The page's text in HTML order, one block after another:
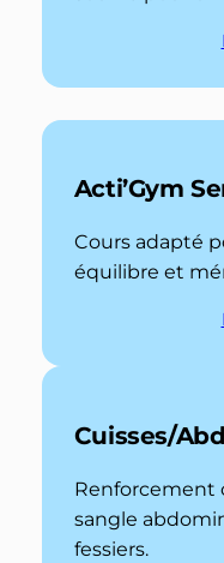
Acti’Gym
Cours adapté
équilibre et
Cuisses/
Renforcement
sangle
fessiers.